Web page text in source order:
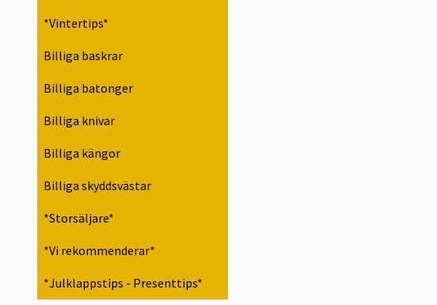
*Vintertips*
Billiga baskrar
Billiga batonger
Billiga knivar
Billiga kängor
Billiga skyddsvästar
*Storsäljare*
*Vi rekommenderar*
*Julklappstips - Presenttips*